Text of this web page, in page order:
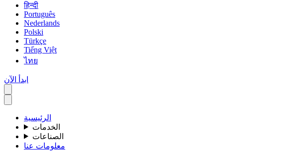
हिन्दी
Português
Nederlands
Polski
Türkçe
Tiếng Việt
ไทย
ابدأ الآن
الرئيسية
الخدمات
الصناعات
معلومات عنا